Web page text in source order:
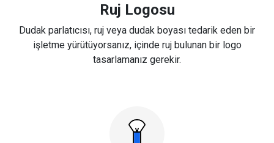
Ruj Logosu
Dudak parlatıcısı, ruj veya dudak boyası tedarik eden bir
işletme yürütüyorsanız, içinde ruj bulunan bir logo
tasarlamanız gerekir.